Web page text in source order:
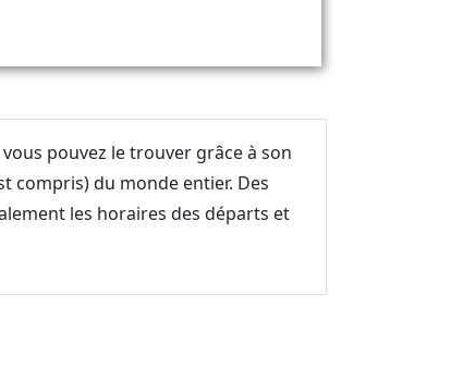
pouvez le trouver grâce à son
compris) du monde entier. Des
les horaires des départs et